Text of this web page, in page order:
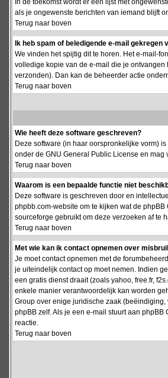
In de toekomst wordt er een lijst met
als je ongewenste berichten van iemand blijft
Terug naar boven
Ik heb spam of beledigende e-mail gekregen
We vinden het spijtig dit te horen. Het e-mail-
volledige kopie van de e-mail die je
verzonden). Dan kan de beheerder actie
Terug naar boven
Wie heeft deze software geschreven?
Deze software (in haar oorspronkelijke vorm)
onder de GNU General Public License en
Terug naar boven
Waarom is een bepaalde functie niet
Deze software is geschreven door en
phpbb.com-website om te kijken wat de
sourceforge gebruikt om deze verzoeken af te
Terug naar boven
Met wie kan ik contact opnemen over
Je moet contact opnemen met de
je uiteindelijk contact op moet nemen. Indien
een gratis dienst draait (zoals yahoo, free.fr,
enkele manier verantwoordelijk kan worden
Group over enige juridische zaak
phpBB zelf. Als je een e-mail stuurt aan
reactie.
Terug naar boven